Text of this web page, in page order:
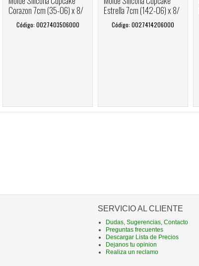
Corazon 7cm (35-06) x 8/
Código: 0027403506000
Estrella 7cm (142-06) x 8/
Código: 0027414206000
SERVICIO AL CLIENTE
Dudas, Sugerencias, Contacto
Preguntas frecuentes
Descargar Lista de Precios
Dejanos tu opinion
Realiza un reclamo